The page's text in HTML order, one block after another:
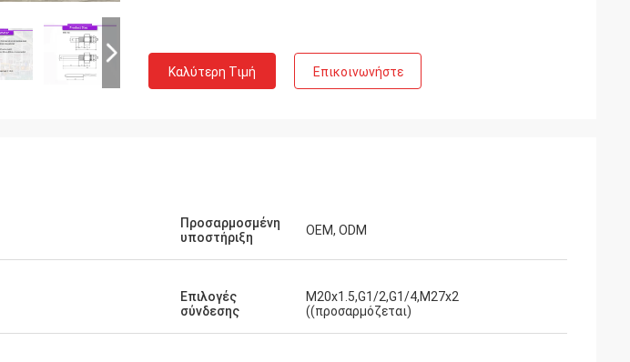
Καλύτερη Τιμή Επικοινωνήστε
Προσαρμοσμένη
υποστήριξη
OEM, ODM
Επιλογές
σύνδεσης
M20x1.5,G1/2,G1/4,M27x2
((προσαρμόζεται)